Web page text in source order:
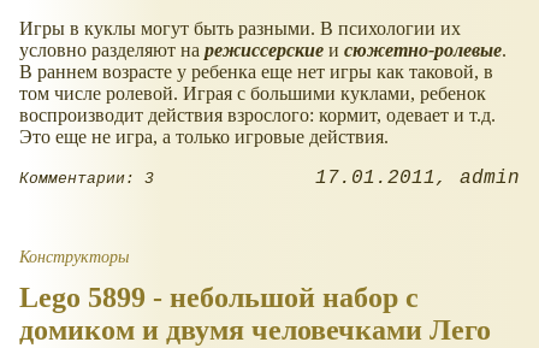
Игры в куклы могут быть разными. В психологии их
условно разделяют на режиссерские и сюжетно-ролевые.
В раннем возрасте у ребенка еще нет игры как таковой, в
том числе ролевой. Играя с большими куклами, ребенок
воспроизводит действия взрослого: кормит, одевает и т.д.
Это еще не игра, а только игровые действия.
Комментарии: 3 17.01.2011 admin
Конструкторы
Lego 5899 - небольшой набор с
домиком и двумя человечками Лего